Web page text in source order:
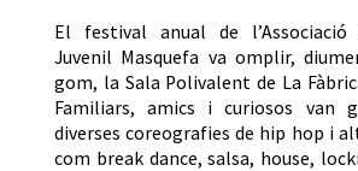
El festival anual de l’Associació
Juvenil Masquefa va omplir,
gom, la Sala Polivalent de La
Familiars, amics i curiosos van
diverses coreografies de hip hop i
com break dance, salsa, house,